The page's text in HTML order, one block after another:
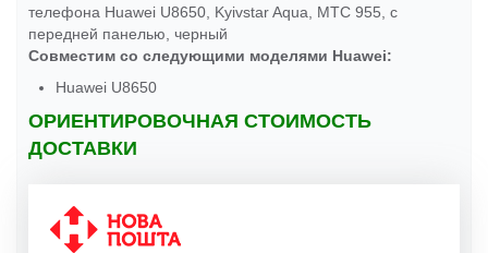
телефона Huawei U8650, Kyivstar Aqua, MTC 955, с
передней панелью, черный
Совместим со следующими моделями Huawei:
Huawei U8650
ОРИЕНТИРОВОЧНАЯ СТОИМОСТЬ
ДОСТАВКИ